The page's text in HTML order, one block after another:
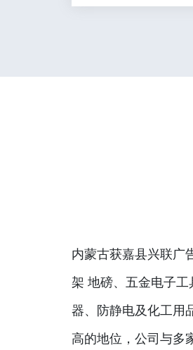
内蒙古获嘉县兴联广
架 地磅、五金电子
器、防静电及化工用
高的地位，公司与多